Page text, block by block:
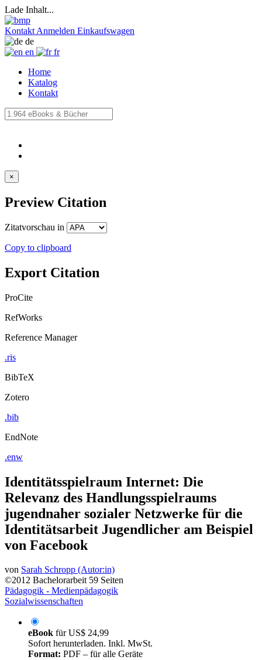
Lade Inhalt...
Kontakt Anmelden Einkaufswagen
de
en
fr
Home
Katalog
Kontakt
×
Preview Citation
Zitatvorschau in
Copy to clipboard
Export Citation
ProCite
RefWorks
Reference Manager
.ris
BibTeX
Zotero
.bib
EndNote
.enw
Identitätsspielraum Internet: Die
Relevanz des Handlungsspielraums
jugendnaher sozialer Netzwerke für die
Identitätsarbeit Jugendlicher am Beispiel
von Facebook
von Sarah Schropp (Autor:in)
©2012 Bachelorarbeit 59 Seiten
Pädagogik - Medienpädagogik
Sozialwissenschaften
eBook fürUS$ 24,99
Sofort herunterladen. Inkl. MwSt.
Format: PDF – für alle Geräte